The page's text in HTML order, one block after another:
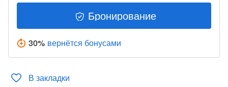
Бронирование
30% вернётся бонусами
В закладки